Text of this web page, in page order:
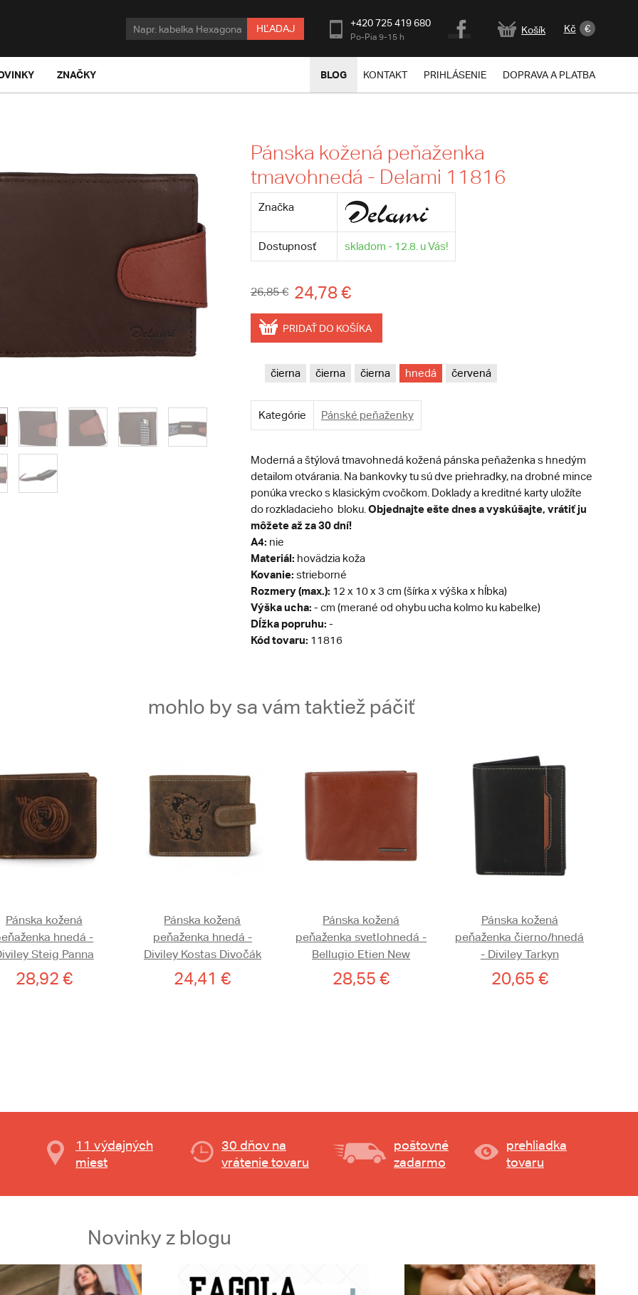
HĽADAJ +420 725 419 680
Po-Pia 9-15 h
Košík Kč €
ZNAČKY BLOG KONTAKT PRIHLÁSENIE DOPRAVA A PLATBA
Pánska kožená peňaženka
tmavohnedá - Delami 11816
Značka
Dostupnosť skladom - 12.8. u Vás!
26,85 € 24,78 €
PRIDAŤ DO KOŠÍKA
čierna čierna čierna hnedá červená
Kategórie Pánské peňaženky
Moderná a štýlová tmavohnedá kožená pánska peňaženka s hnedým
detailom otvárania. Na bankovky tu sú dve priehradky, na drobné mince
ponúka vrecko s klasickým cvočkom. Doklady a kreditné karty uložíte
do rozkladacieho bloku. Objednajte ešte dnes a vyskúšajte, vrátiť ju
môžete až za 30 dní!
A4: nie
Materiál: hovädzia koža
Kovanie: strieborné
Rozmery (max.): 12 x 10 x 3 cm (šírka x výška x hĺbka)
Výška ucha: - cm (merané od ohybu ucha kolmo ku kabelke)
Dĺžka popruhu: -
Kód tovaru: 11816
mohlo by sa vám taktiež páčiť
Pánska kožená
hnedá -
Steig Panna
28,92 €
Pánska kožená
peňaženka hnedá -
Diviley Kostas Divočák
24,41 €
Pánska kožená
peňaženka svetlohnedá -
Bellugio Etien New
28,55 €
Pánska kožená
peňaženka čierno/hnedá
- Diviley Tarkyn
20,65 €
11 výdajných
miest
30 dňov na
vrátenie tovaru
poštovné
zadarmo
prehliadka
tovaru
Novinky z blogu